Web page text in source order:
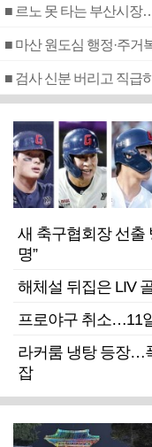
■ 르노 못 타는 부산시장
■ 마산 원도심 행정·주거
새 축구협회장 선
명”
해체설 뒤집은 LIV
프로야구 취소…11
라커룸 냉탕 등장…
잡